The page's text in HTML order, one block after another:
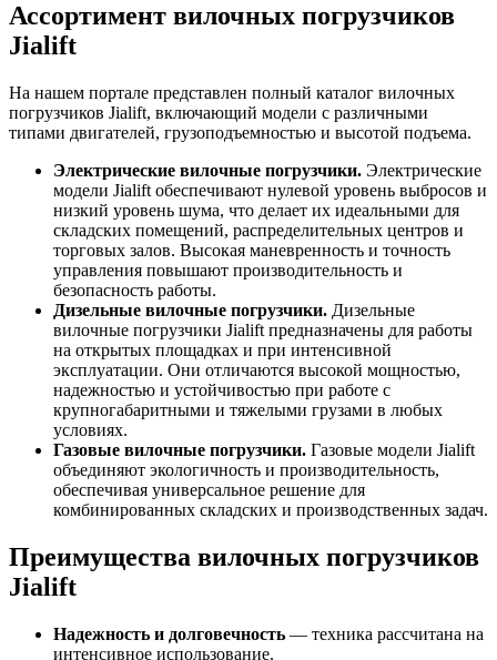
Ассортимент вилочных погрузчиков
Jialift
На нашем портале представлен полный каталог вилочных
погрузчиков Jialift, включающий модели с различными
типами двигателей, грузоподъемностью и высотой подъема.
Электрические вилочные погрузчики. Электрические
модели Jialift обеспечивают нулевой уровень выбросов и
низкий уровень шума, что делает их идеальными для
складских помещений, распределительных центров и
торговых залов. Высокая маневренность и точность
управления повышают производительность и
безопасность работы.
Дизельные вилочные погрузчики. Дизельные
вилочные погрузчики Jialift предназначены для работы
на открытых площадках и при интенсивной
эксплуатации. Они отличаются высокой мощностью,
надежностью и устойчивостью при работе с
крупногабаритными и тяжелыми грузами в любых
условиях.
Газовые вилочные погрузчики. Газовые модели Jialift
объединяют экологичность и производительность,
обеспечивая универсальное решение для
комбинированных складских и производственных задач.
Преимущества вилочных погрузчиков
Jialift
Надежность и долговечность — техника рассчитана на
интенсивное использование.